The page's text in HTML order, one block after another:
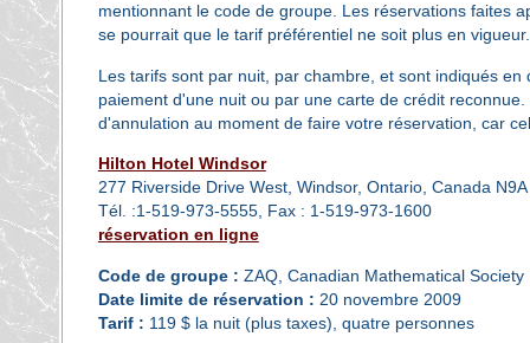
mentionnant le code de groupe. Les réservations faites
se pourrait que le tarif préférentiel ne soit plus en vigueur.
Les tarifs sont par nuit, par chambre, et sont indiqués
paiement d'une nuit ou par une carte de crédit
d'annulation au moment de faire votre réservation, car
Hilton Hotel Windsor
277 Riverside Drive West, Windsor, Ontario, Canada N9A
Tél. :1-519-973-5555, Fax : 1-519-973-1600
réservation en ligne
Code de groupe : ZAQ, Canadian Mathematical Society
Date limite de réservation : 20 novembre 2009
Tarif : 119 $ la nuit (plus taxes), quatre personnes